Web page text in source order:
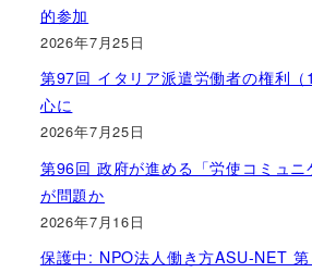
的参加
2026年7月25日
第97回 イタリア派遣労働者の権利
心に
2026年7月25日
第96回 政府が進める「労使コミュ
が問題か
2026年7月16日
保護中: NPO法人働き方ASU-NET